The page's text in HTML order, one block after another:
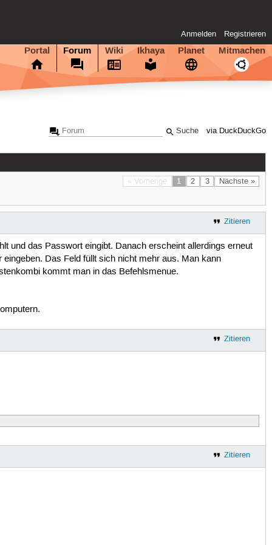
Anmelden Registrieren
Portal Forum Wiki Ikhaya Planet Mitmachen
via DuckDuckGo
« Vorherige 1 2 3 Nächste »
Zitieren
und das Passwort eingibt. Danach erscheint allerdings erneut
Das Feld füllt sich nicht mehr aus. Man kann
kommt man in das Befehlsmenue.
Zitieren
Zitieren